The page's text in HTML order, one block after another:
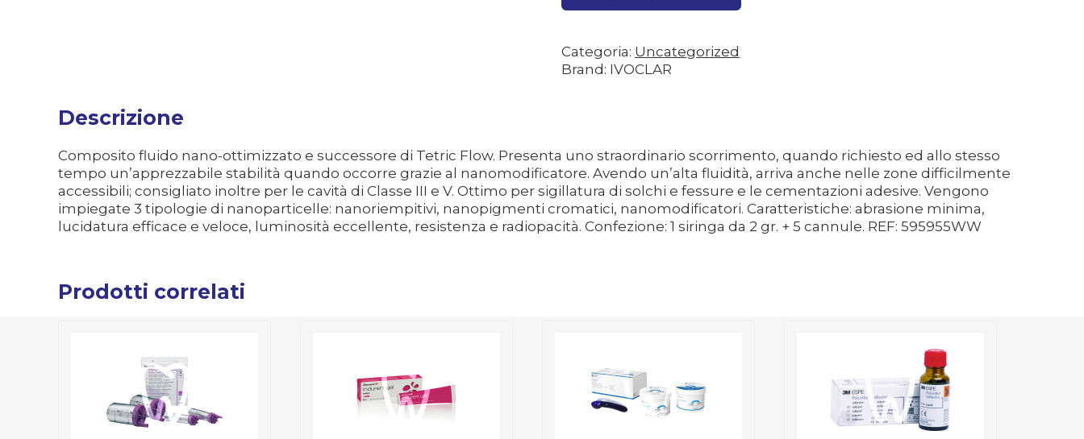
Categoria: Uncategorized
Brand: IVOCLAR
Descrizione
Composito fluido nano-ottimizzato e successore di Tetric Flow. Presenta uno straordinario scorrimento, quando richiesto ed allo stesso
tempo un’apprezzabile stabilità quando occorre grazie al nanomodificatore. Avendo un’alta fluidità, arriva anche nelle zone difficilmente
accessibili; consigliato inoltre per le cavità di Classe III e V. Ottimo per sigillatura di solchi e fessure e le cementazioni adesive. Vengono
impiegate 3 tipologie di nanoparticelle: nanoriempitivi, nanopigmenti cromatici, nanomodificatori. Caratteristiche: abrasione minima,
lucidatura efficace e veloce, luminosità eccellente, resistenza e radiopacità. Confezione: 1 siringa da 2 gr. + 5 cannule. REF: 595955WW
Prodotti correlati